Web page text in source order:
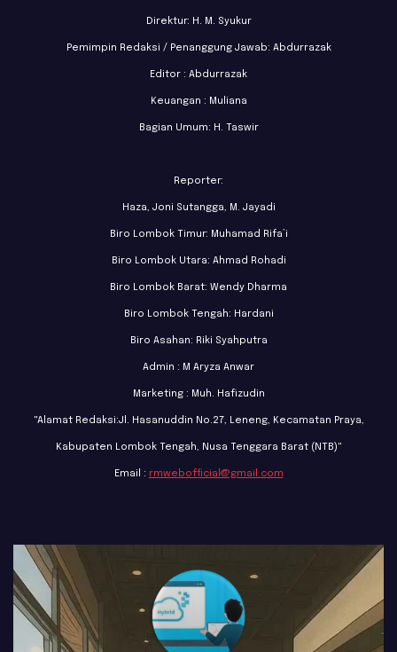
Direktur: H. M. Syukur
Pemimpin Redaksi / Penanggung Jawab: Abdurrazak
Editor : Abdurrazak
Keuangan : Muliana
Bagian Umum: H. Taswir
Reporter:
Haza, Joni Sutangga, M. Jayadi
Biro Lombok Timur: Muhamad Rifa’i
Biro Lombok Utara: Ahmad Rohadi
Biro Lombok Barat: Wendy Dharma
Biro Lombok Tengah: Hardani
Biro Asahan: Riki Syahputra
Admin : M Aryza Anwar
Marketing : Muh. Hafizudin
"Alamat Redaksi:Jl. Hasanuddin No.27, Leneng, Kecamatan Praya,
Kabupaten Lombok Tengah, Nusa Tenggara Barat (NTB)"
Email : rmwebofficial@gmail.com